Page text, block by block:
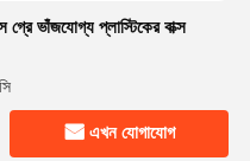
গ্রে ভাঁজযোগ্য প্লাস্টিকের বাক্স
এখন যোগাযোগ